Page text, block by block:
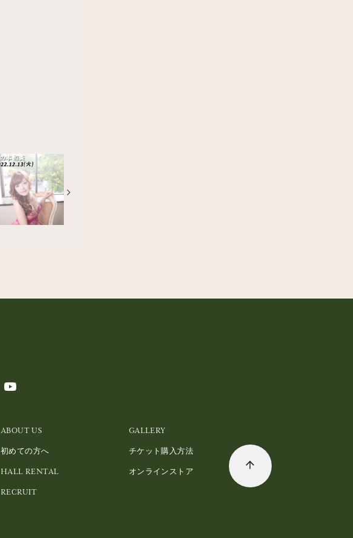
ABOUT US
GALLERY
初めての方へ
チケット購入方法
HALL RENTAL
オンラインストア
RECRUIT